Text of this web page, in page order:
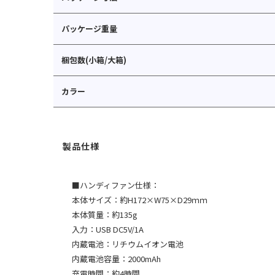
パッケージ重量
梱包数(小箱/大箱)
カラー
■ハンディファン仕様：
本体サイズ：約H172×W75×D29ｍｍ
本体質量：約135g
入力：USB DC5V/1A
内蔵電池：リチウムイオン電池
内蔵電池容量：2000mAh